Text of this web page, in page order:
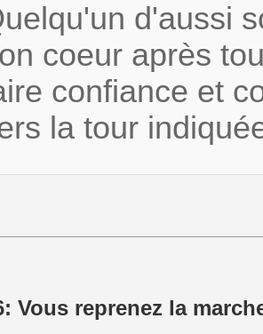
d'aussi
coeur après
confiance et
la tour
Vous reprenez la